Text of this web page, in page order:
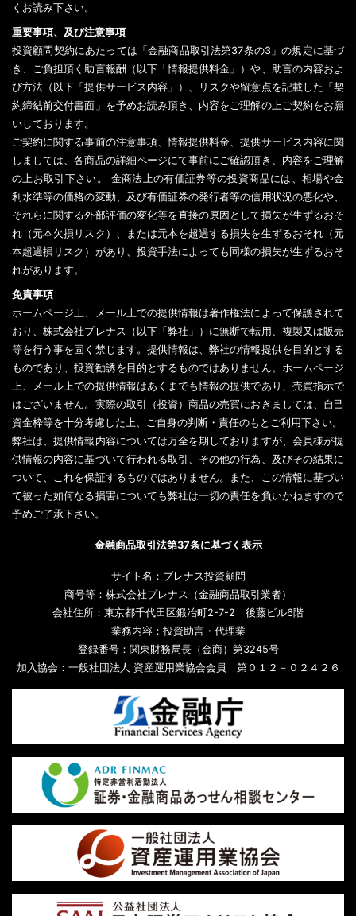
くお読み下さい。
重要事項、及び注意事項
投資顧問契約にあたっては「金融商品取引法第37条の3」の規定に基づ
き、ご負担頂く助言報酬（以下「情報提供料金」）や、助言の内容およ
び方法（以下「提供サービス内容」）、リスクや留意点を記載した「契
約締結前交付書面」を予めお読み頂き、内容をご理解の上ご契約をお願
いしております。
ご契約に関する事前の注意事項、情報提供料金、提供サービス内容に関
しましては、各商品の詳細ページにて事前にご確認頂き、内容をご理解
の上お取引下さい。 金商法上の有価証券等の投資商品には、相場や金
利水準等の価格の変動、及び有価証券の発行者等の信用状況の悪化や、
それらに関する外部評価の変化等を直接の原因として損失が生ずるおそ
れ（元本欠損リスク）、または元本を超過する損失を生ずるおそれ（元
本超過損リスク）があり、投資手法によっても同様の損失が生ずるおそ
れがあります。
免責事項
ホームページ上、メール上での提供情報は著作権法によって保護されて
おり、株式会社プレナス（以下「弊社」）に無断で転用、複製又は販売
等を行う事を固く禁じます。提供情報は、弊社の情報提供を目的とする
ものであり、投資勧誘を目的とするものではありません。ホームページ
上、メール上での提供情報はあくまでも情報の提供であり、売買指示で
はございません。実際の取引（投資）商品の売買におきましては、自己
資金枠等を十分考慮した上、ご自身の判断・責任のもとご利用下さい。
弊社は、提供情報内容については万全を期しておりますが、会員様が提
供情報の内容に基づいて行われる取引、その他の行為、及びその結果に
ついて、これを保証するものではありません。また、この情報に基づい
て被った如何なる損害についても弊社は一切の責任を負いかねますので
予めご了承下さい。
金融商品取引法第37条に基づく表示
サイト名：プレナス投資顧問
商号等：株式会社プレナス（金融商品取引業者）
会社住所：東京都千代田区鍛冶町2-7-2 後藤ビル6階
業務内容：投資助言・代理業
登録番号：関東財務局長（金商）第3245号
加入協会：一般社団法人 資産運用業協会会員 第０１２－０２４２６